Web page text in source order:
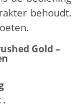
behoudt.
Gold –
.